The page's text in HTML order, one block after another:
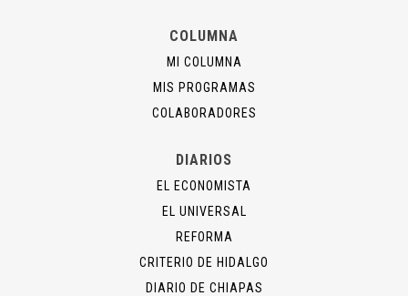
COLUMNA
MI COLUMNA
MIS PROGRAMAS
COLABORADORES
DIARIOS
EL ECONOMISTA
EL UNIVERSAL
REFORMA
CRITERIO DE HIDALGO
DIARIO DE CHIAPAS